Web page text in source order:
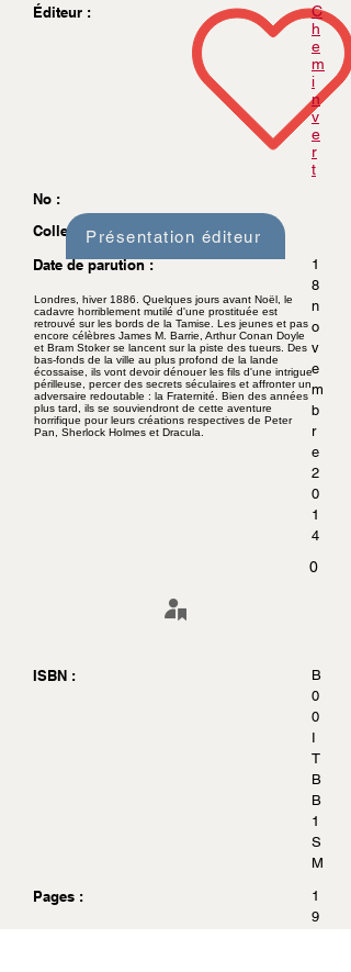
Éditeur :
C
h
e
m
i
n
v
e
r
t
No :
Collection :
Date de parution :
1
8
n
o
v
e
m
b
r
e
2
0
1
4
0
ISBN :
B
0
0
I
T
B
B
1
S
M
Pages :
1
9
Présentation éditeur
Londres, hiver 1886. Quelques jours avant Noël, le
cadavre horriblement mutilé d'une prostituée est
retrouvé sur les bords de la Tamise. Les jeunes et pas
encore célèbres James M. Barrie, Arthur Conan Doyle
et Bram Stoker se lancent sur la piste des tueurs. Des
bas-fonds de la ville au plus profond de la lande
écossaise, ils vont devoir dénouer les fils d'une intrigue
périlleuse, percer des secrets séculaires et affronter un
adversaire redoutable : la Fraternité. Bien des années
plus tard, ils se souviendront de cette aventure
horrifique pour leurs créations respectives de Peter
Pan, Sherlock Holmes et Dracula.